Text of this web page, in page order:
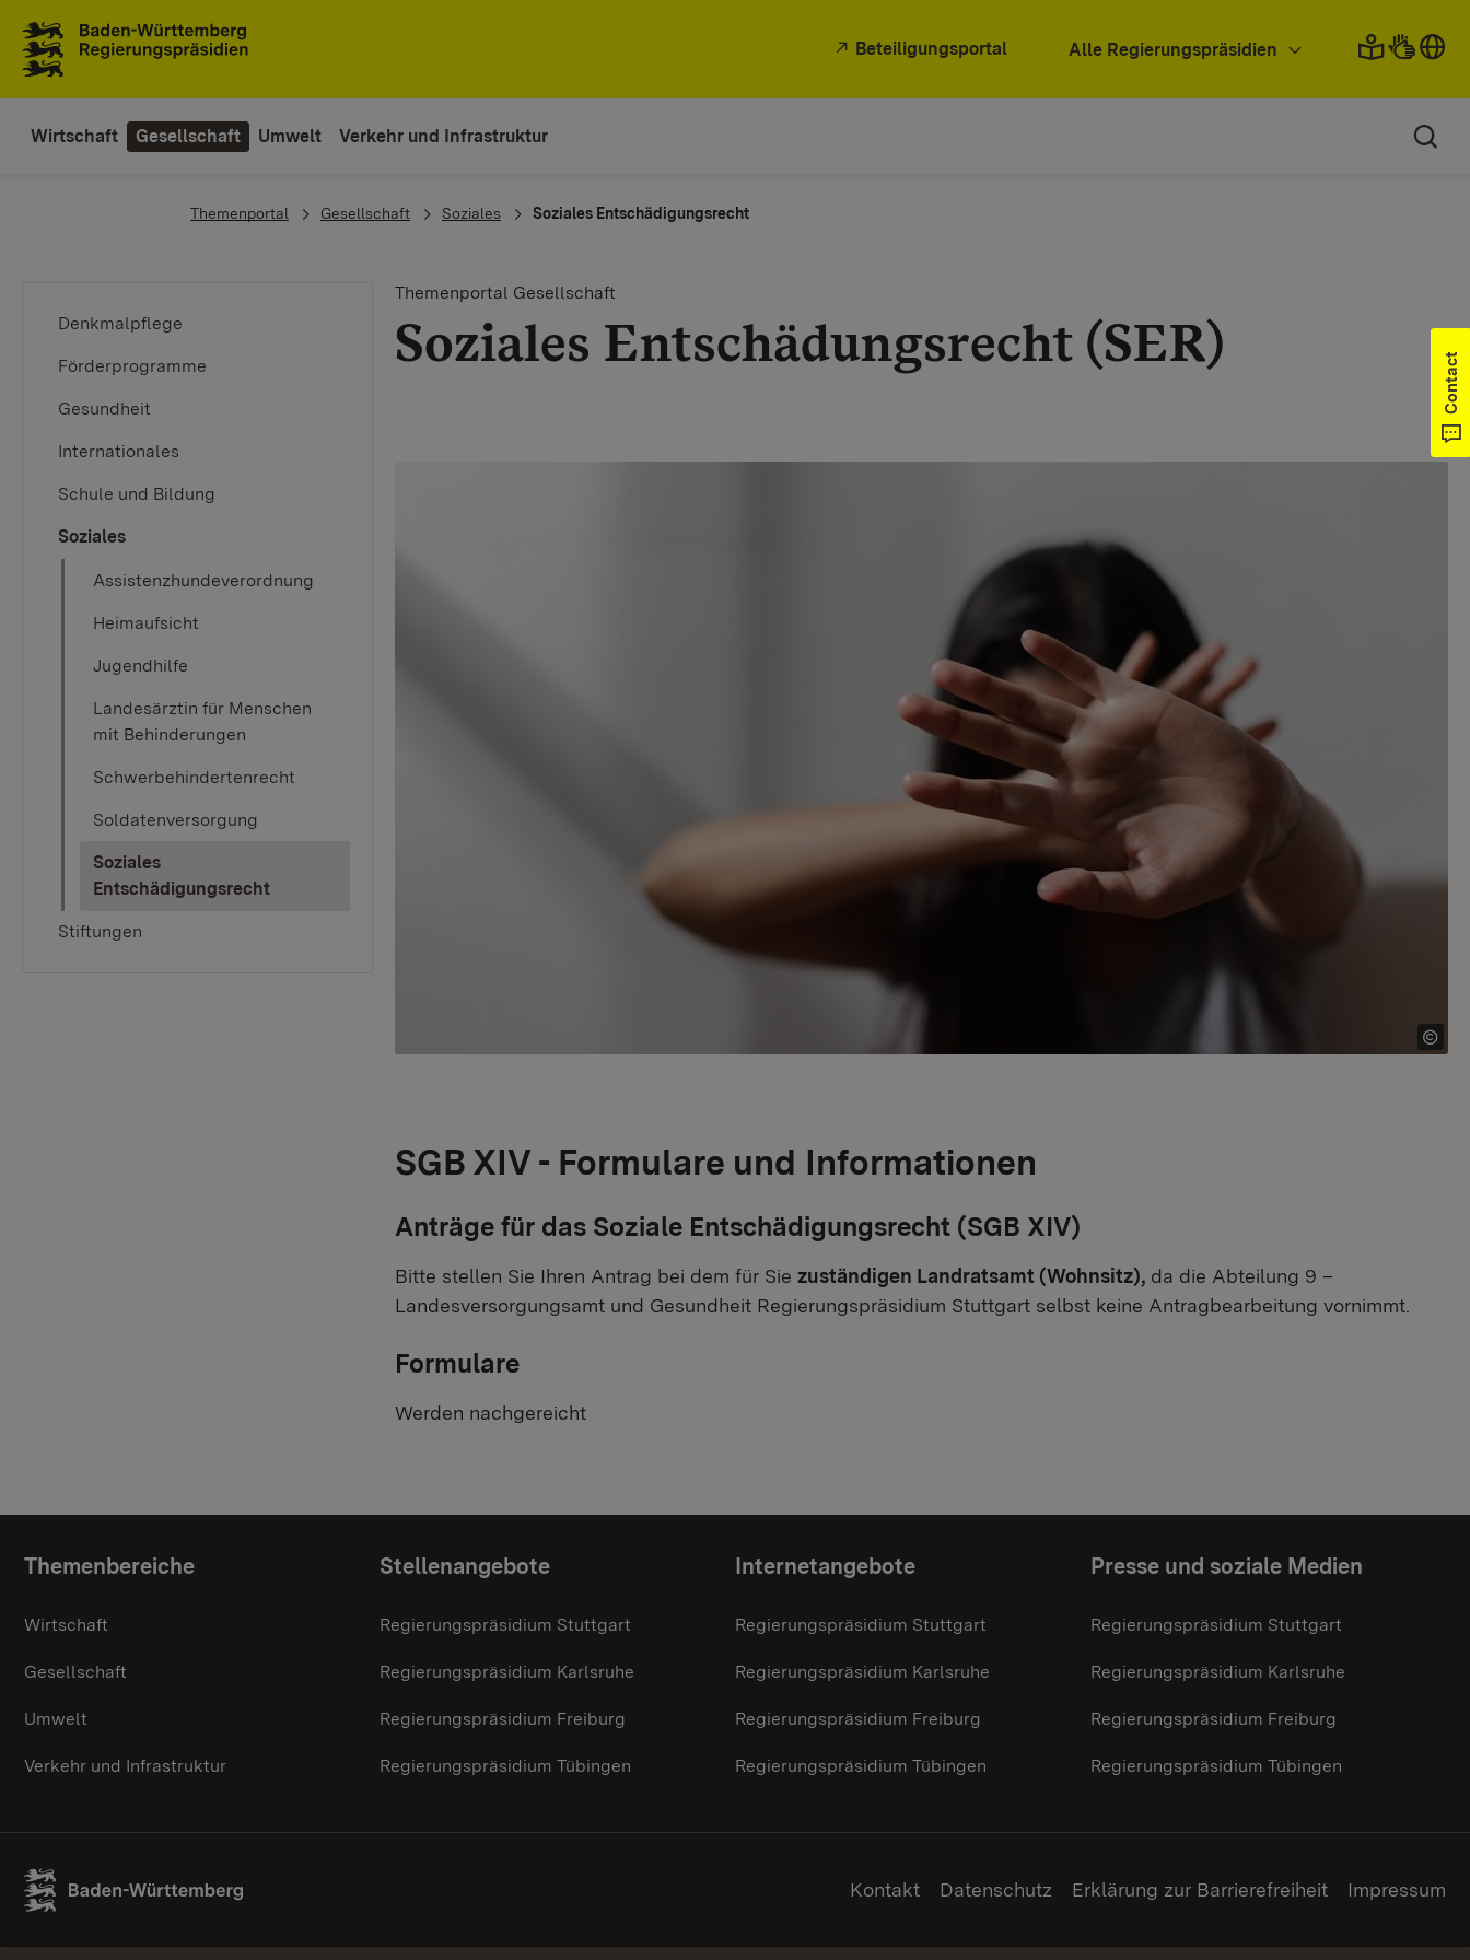
Beteiligungsportal Alle Regierungspräsidien
Wirtschaft Gesellschaft Umwelt Verkehr und Infrastruktur
You are here:
Themenportal Gesellschaft Soziales Soziales Entschädigungsrecht
Denkmalpflege
Förderprogramme
Gesundheit
Internationales
Schule und Bildung
Soziales
Assistenzhundeverordnung
Heimaufsicht
Jugendhilfe
Landesärztin für Menschen
mit Behinderungen
Schwerbehindertenrecht
Soldatenversorgung
Soziales
Entschädigungsrecht(current)
Stiftungen
Themenportal Gesellschaft
Soziales Entschädungsrecht (SER)
SGB XIV - Formulare und Informationen
Anträge für das Soziale Entschädigungsrecht (SGB XIV)
Bitte stellen Sie Ihren Antrag bei dem für Sie zuständigen Landratsamt (Wohnsitz), da die Abteilung 9 –
Landesversorgungsamt und Gesundheit Regierungspräsidium Stuttgart selbst keine Antragbearbeitung vornimmt.
Formulare
Werden nachgereicht
Contact
Topic overview
Themenbereiche
Wirtschaft
Gesellschaft
Umwelt
Verkehr und Infrastruktur
Stellenangebote
Regierungspräsidium Stuttgart
Regierungspräsidium Karlsruhe
Regierungspräsidium Freiburg
Regierungspräsidium Tübingen
Internetangebote
Regierungspräsidium Stuttgart
Regierungspräsidium Karlsruhe
Regierungspräsidium Freiburg
Regierungspräsidium Tübingen
Presse und soziale Medien
Regierungspräsidium Stuttgart
Regierungspräsidium Karlsruhe
Regierungspräsidium Freiburg
Regierungspräsidium Tübingen
Kontakt Datenschutz Erklärung zur Barrierefreiheit Impressum